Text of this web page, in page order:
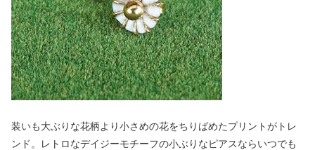
装いも大ぶりな花柄より小さめの花をちりばめたプリントがトレ
ンド。レトロなデイジーモチーフの小ぶりなピアスならいつでも